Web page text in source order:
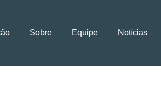
Sobre Equipe Notícias